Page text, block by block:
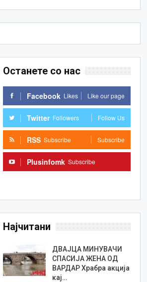
Останете со нас
Facebook Likes Like our page
Twitter Followers Follow Us
RSS Subscribe Subscribe
Plusinfomk Subscribe
Најчитани
ДВАЈЦА МИНУВАЧИ
СПАСИЈА ЖЕНА ОД
ВАРДАР Храбра акција
кај…